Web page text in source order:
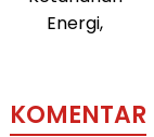
KOMENTAR